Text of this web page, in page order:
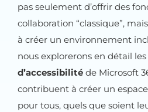
pas seulement d’offrir des
collaboration “classique”,
à créer un environnement
nous explorerons en détail
d’accessibilité de Microsoft
contribuent à créer un
pour tous, quels que soient